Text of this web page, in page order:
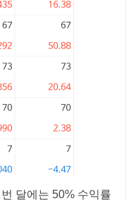
달에는 50% 수익률